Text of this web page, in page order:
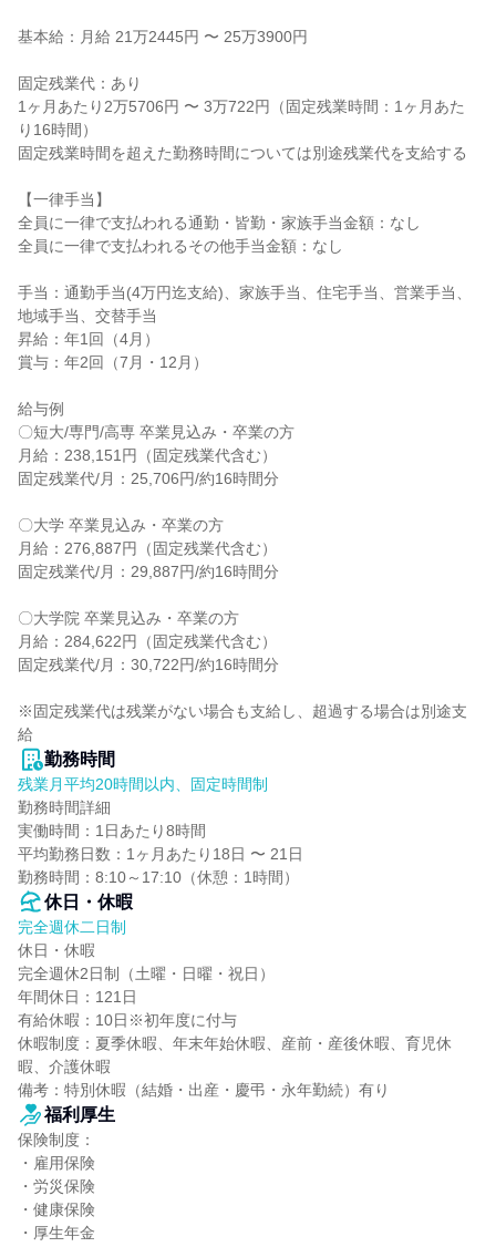
基本給：月給 21万2445円 〜 25万3900円
固定残業代：あり
1ヶ月あたり2万5706円 〜 3万722円（固定残業時間：1ヶ月あた
り16時間）
固定残業時間を超えた勤務時間については別途残業代を支給する
【一律手当】
全員に一律で支払われる通勤・皆勤・家族手当金額：なし
全員に一律で支払われるその他手当金額：なし
手当：通勤手当(4万円迄支給)、家族手当、住宅手当、営業手当、
地域手当、交替手当
昇給：年1回（4月）
賞与：年2回（7月・12月）
給与例
〇短大/専門/高専 卒業見込み・卒業の方
月給：238,151円（固定残業代含む）
固定残業代/月：25,706円/約16時間分
〇大学 卒業見込み・卒業の方
月給：276,887円（固定残業代含む）
固定残業代/月：29,887円/約16時間分
〇大学院 卒業見込み・卒業の方
月給：284,622円（固定残業代含む）
固定残業代/月：30,722円/約16時間分
※固定残業代は残業がない場合も支給し、超過する場合は別途支
給
勤務時間
残業月平均20時間以内、固定時間制
勤務時間詳細
実働時間：1日あたり8時間
平均勤務日数：1ヶ月あたり18日 〜 21日
勤務時間：8:10～17:10（休憩：1時間）
休日・休暇
完全週休二日制
休日・休暇
完全週休2日制（土曜・日曜・祝日）
年間休日：121日
有給休暇：10日※初年度に付与
休暇制度：夏季休暇、年末年始休暇、産前・産後休暇、育児休
暇、介護休暇
備考：特別休暇（結婚・出産・慶弔・永年勤続）有り
福利厚生
保険制度：
・雇用保険
・労災保険
・健康保険
・厚生年金